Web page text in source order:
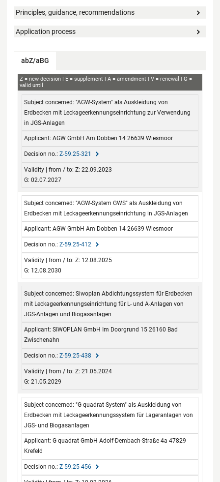
Principles, guidance, recommendations
Application process
abZ/aBG
aBG
Z new decision E supplement Ä amendment V renewal
G
valid until
from / to
"AGW-System" als Auskleidung von
Erdbecken mit Leckageerkennungseinrichtung zur Verwendung
in JGS-Anlagen
AGW GmbH Am Dobben 14 26639 Wiesmoor
Z-59.25-321
Z: 22.09.2023
G: 02.07.2027
"AGW-System GWS" als Auskleidung von
Erdbecken mit Leckageerkennungseinrichtung in JGS-Anlagen
AGW GmbH Am Dobben 14 26639 Wiesmoor
Z-59.25-412
Z: 12.08.2025
G: 12.08.2030
Siwoplan Abdichtungssystem für Erdbecken
mit Leckageerkennungseinrichtung für L- und A-Anlagen von
JGS-Anlagen und Biogasanlagen
SIWOPLAN GmbH Im Doorgrund 15 26160 Bad
Zwischenahn
Z-59.25-438
Z: 21.05.2024
G: 21.05.2029
"G quadrat System" als Auskleidung von
Erdbecken mit Leckageerkennungssystem für Lageranlagen von
JGS- und Biogasanlagen
G quadrat GmbH Adolf-Dembach-Straße 4a 47829
Krefeld
Z-59.25-456